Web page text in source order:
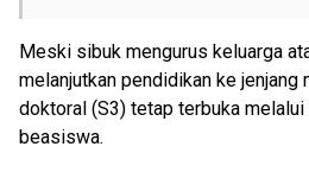
Meski sibuk mengurus keluarga
melanjutkan pendidikan ke jenjang
doktoral (S3) tetap terbuka
beasiswa.